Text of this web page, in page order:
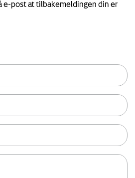
e-post at tilbakemeldingen din er